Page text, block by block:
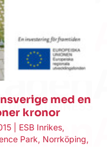
med en
kronor
ESB Inrikes,
Park, Norrköping,